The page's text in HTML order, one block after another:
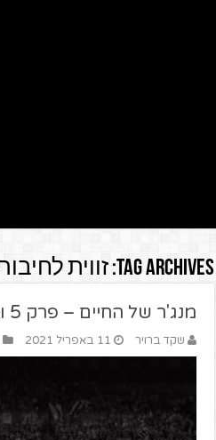
Tag Archives: זווית
מנג'ר של החיים – פרק 5 ואחרון – אויב מבית
שקד ברויר 11 באפריל 2021